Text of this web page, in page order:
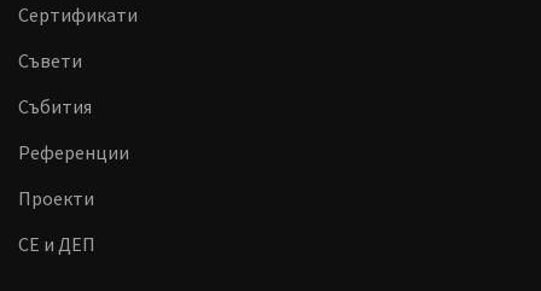
Сертификати
Съвети
Събития
Референции
Проекти
CE и ДЕП